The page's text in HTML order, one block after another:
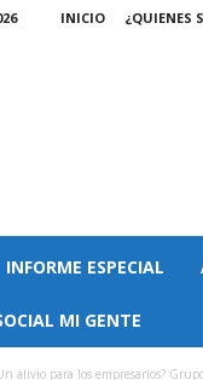
INICIO ¿QUIENES
INFORME ESPECIAL
MI GENTE
alivio para los empresarios?